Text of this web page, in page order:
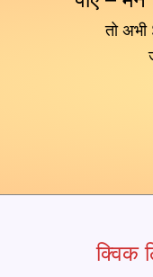
तो
क्विक